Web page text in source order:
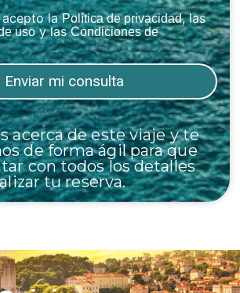
acepto laPolítica de privacidad , las
uso y lasCondiciones de
acerca de este viaje y te
de forma ágil para que
con todos los detalles
tu reserva.